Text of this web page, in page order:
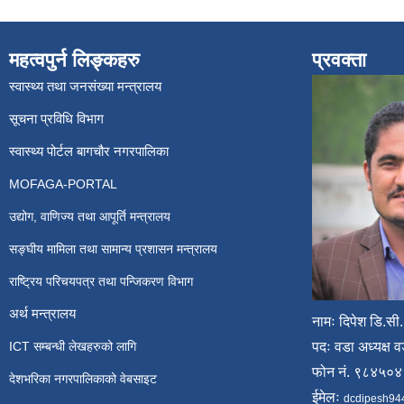
महत्वपुर्न लिङ्कहरु
स्वास्थ्य तथा जनसंख्या मन्त्रालय
सूचना प्रविधि विभाग
स्वास्थ्य पोर्टल बागचौर नगरपालिका
MOFAGA-PORTAL
उद्योग, वाणिज्य तथा आपूर्ति मन्त्रालय
सङ्घीय मामिला तथा सामान्य प्रशासन मन्त्रालय
राष्ट्रिय परिचयपत्र तथा पन्जिकरण विभाग
अर्थ मन्त्रालय
ICT सम्बन्धी लेखहरुको लागि
देशभरिका नगरपालिकाको वेबसाइट
प्रवक्ता
नामः दिपेश डि.सी.
पदः वडा अध्यक्ष
फोन नं.
ईमेलः